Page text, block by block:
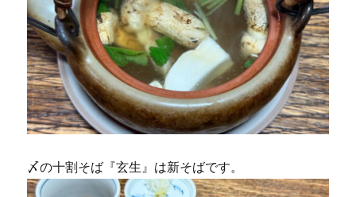
〆の十割そば『玄生』は新そばです。